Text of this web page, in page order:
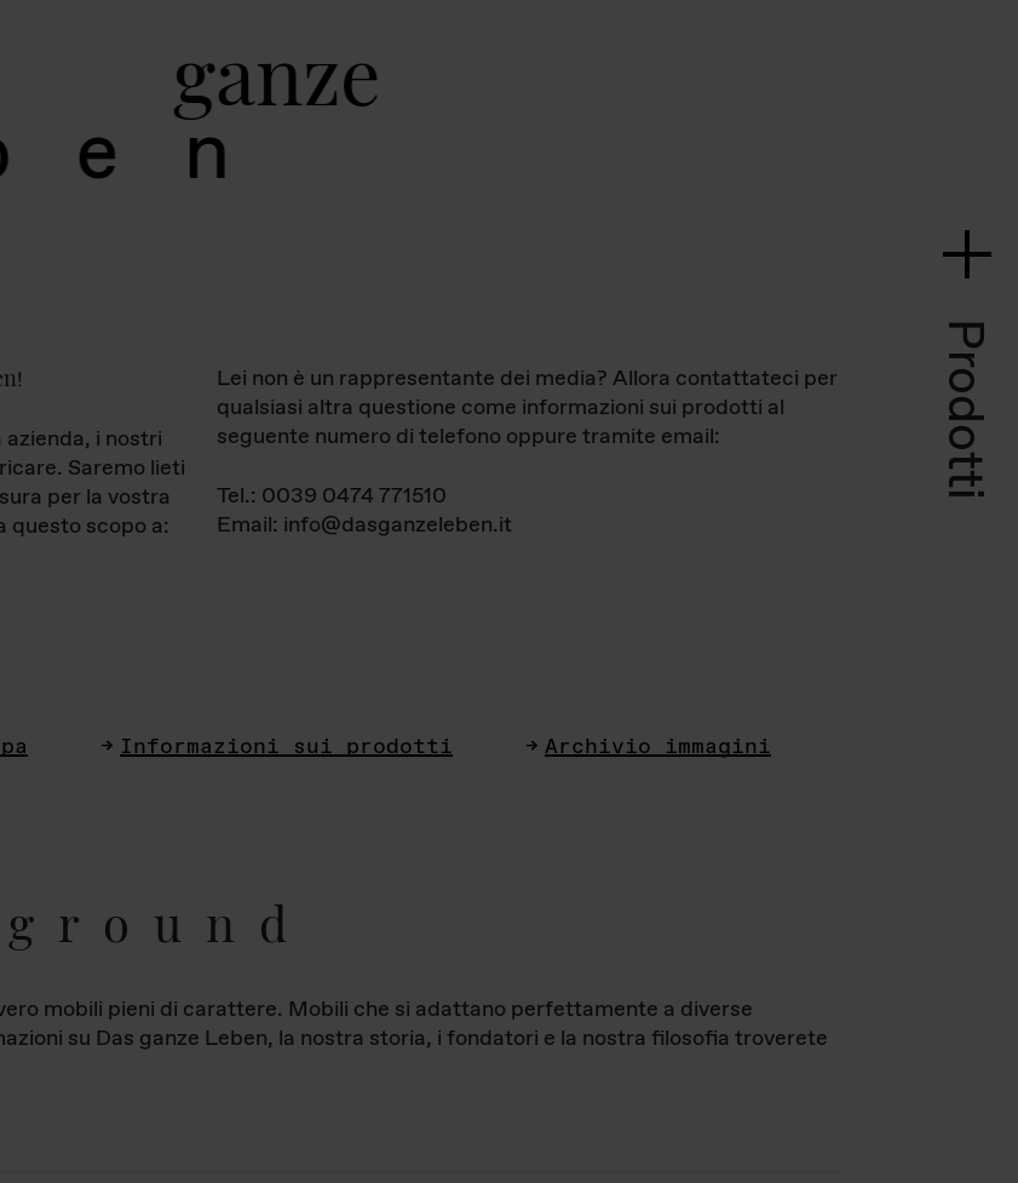
ganz
e
Prodotti
!
i nostri
Saremo lieti
per la vostra
scopo a:
Lei non è un rappresentante dei media? Allora contattateci per
qualsiasi altra questione come informazioni sui prodotti al
seguente numero di telefono oppure tramite email:
Tel.: 0039 0474 771510
Email: info@dasganzeleben.it
Informazioni sui prodotti Archivio immagini
mobili pieni di carattere. Mobili che si adattano perfettamente a diverse
su Das ganze Leben, la nostra storia, i fondatori e la nostra filosofia troverete